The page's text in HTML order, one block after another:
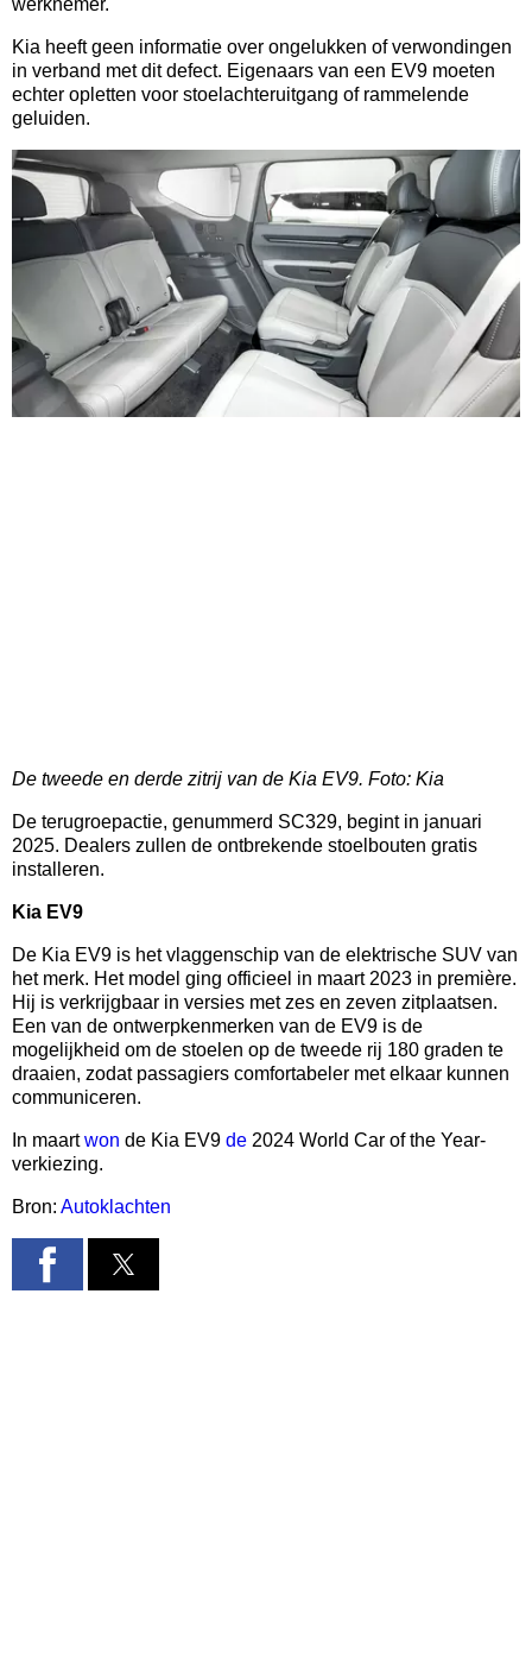
Kia heeft geen informatie over ongelukken of verwondingen
in verband met dit defect. Eigenaars van een EV9 moeten
echter opletten voor stoelachteruitgang of rammelende
geluiden.
De tweede en derde zitrij van de Kia EV9. Foto: Kia
De terugroepactie, genummerd SC329, begint in januari
2025. Dealers zullen de ontbrekende stoelbouten gratis
installeren.
Kia EV9
De Kia EV9 is het vlaggenschip van de elektrische SUV van
het merk. Het model ging officieel in maart 2023 in première.
Hij is verkrijgbaar in versies met zes en zeven zitplaatsen.
Een van de ontwerpkenmerken van de EV9 is de
mogelijkheid om de stoelen op de tweede rij 180 graden te
draaien, zodat passagiers comfortabeler met elkaar kunnen
communiceren.
In maartwon de Kia EV9 de 2024 World Car of the Year-
verkiezing.
Bron: Autoklachten